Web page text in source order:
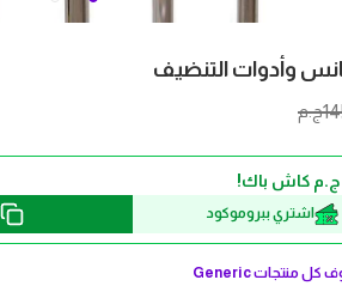
وأدوات التنضيف
ج.م
اشتري ببروموكود
كل منتجاتGeneric